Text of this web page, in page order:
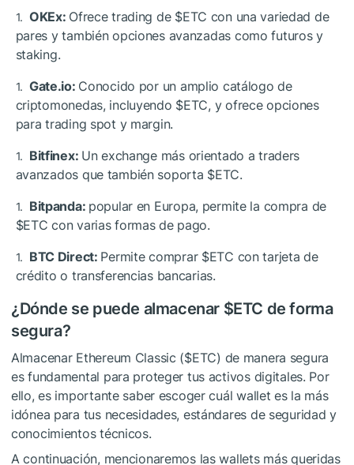
OKEx: Ofrece trading de $ETC con una variedad de
pares y también opciones avanzadas como futuros y
staking.
Gate.io: Conocido por un amplio catálogo de
criptomonedas, incluyendo $ETC, y ofrece opciones
para trading spot y margin.
Bitfinex: Un exchange más orientado a traders
avanzados que también soporta $ETC.
Bitpanda: popular en Europa, permite la compra de
$ETC con varias formas de pago.
BTC Direct: Permite comprar $ETC con tarjeta de
crédito o transferencias bancarias.
¿Dónde se puede almacenar $ETC de forma
segura?
Almacenar Ethereum Classic ($ETC) de manera segura
es fundamental para proteger tus activos digitales. Por
ello, es importante saber escoger cuál wallet es la más
idónea para tus necesidades, estándares de seguridad y
conocimientos técnicos.
A continuación, mencionaremos las wallets más queridas